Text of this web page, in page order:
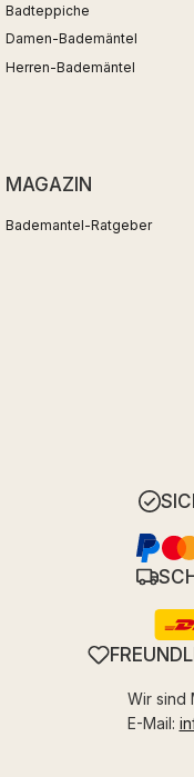
Badteppiche
Damen-Bademäntel
Herren-Bademäntel
MAGAZIN
Bademantel-Ratgeber
Wir sind
E-Mail: